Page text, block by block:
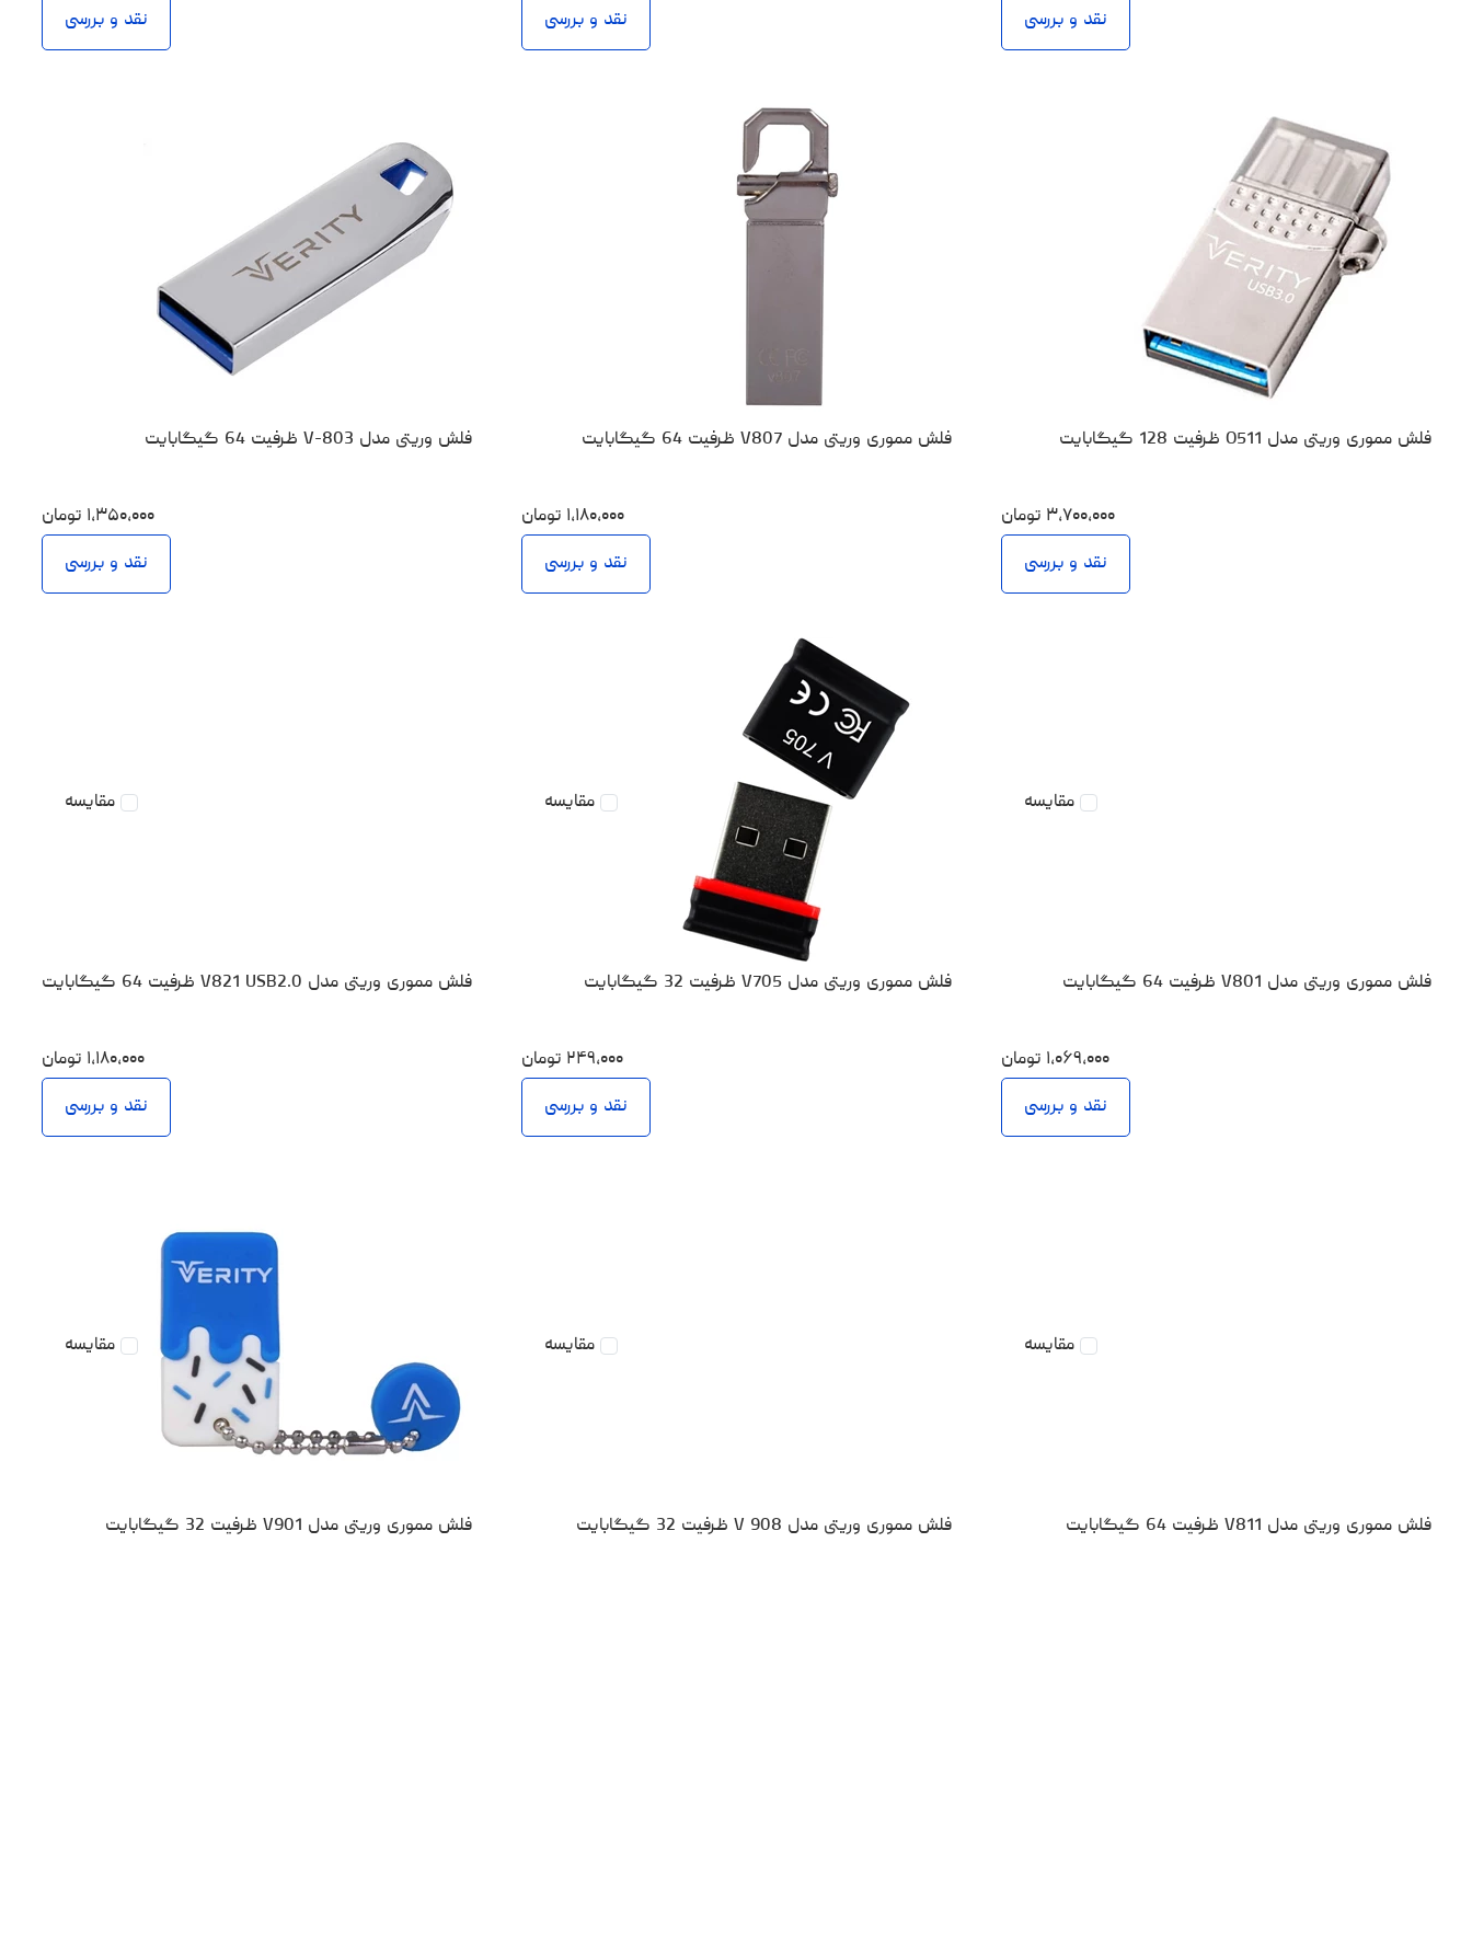
نقد و بررسی
نقد و بررسی
نقد و بررسی
فلش مموری وریتی مدل O511 ظرفیت 128 گیگابایت
۳،۷۰۰،۰۰۰ تومان
نقد و بررسی
فلش مموری وریتی مدل V807 ظرفیت 64 گیگابایت
۱،۱۸۰،۰۰۰ تومان
نقد و بررسی
فلش وریتی مدل V-803 ظرفیت 64 گیگابایت
۱،۳۵۰،۰۰۰ تومان
نقد و بررسی
مقایسه
فلش مموری وریتی مدل V801 ظرفیت 64 گیگابایت
۱،۰۶۹،۰۰۰ تومان
نقد و بررسی
مقایسه
فلش مموری وریتی مدل V705 ظرفیت 32 گیگابایت
۲۴۹،۰۰۰ تومان
نقد و بررسی
مقایسه
فلش مموری وریتی مدل V821 USB2.0 ظرفیت 64 گیگابایت
۱،۱۸۰،۰۰۰ تومان
نقد و بررسی
مقایسه
فلش مموری وریتی مدل V811 ظرفیت 64 گیگابایت
مقایسه
فلش مموری وریتی مدل V 908 ظرفیت 32 گیگابایت
مقایسه
فلش مموری وریتی مدل V901 ظرفیت 32 گیگابایت